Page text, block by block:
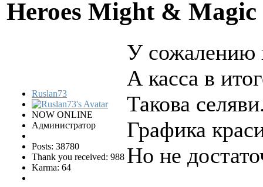
Heroes Might &
Ruslan73
NOW ONLINE
Администратор
Posts: 38780
Thank you received: 988
Karma: 64
У сожалению
А касса в
Такова
Графика
Но не